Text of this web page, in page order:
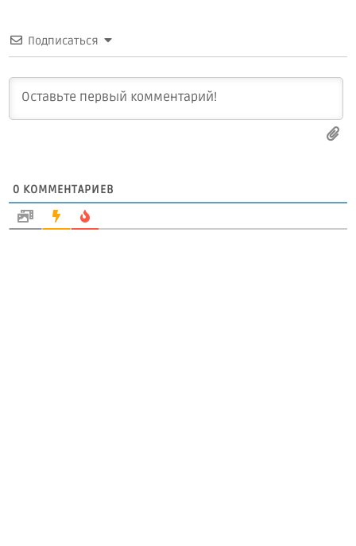
Подписаться
0 КОММЕНТАРИЕВ